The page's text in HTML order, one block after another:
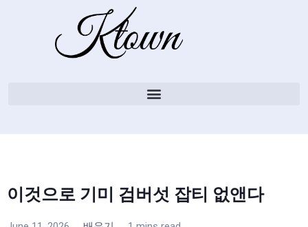
이것으로 기미 검버섯 잡티 없앤다